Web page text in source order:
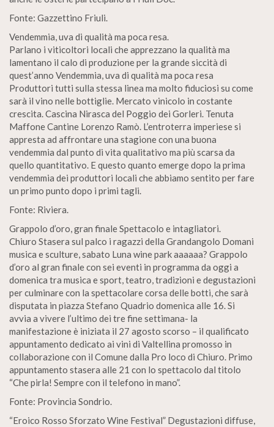
Fonte: Gazzettino Friuli.
Vendemmia, uva di qualità ma poca resa.
Parlano i viticoltori locali che apprezzano la qualità ma
lamentano il calo di produzione per la grande siccità di
quest’anno Vendemmia, uva di qualità ma poca resa
Produttori tutti sulla stessa linea ma molto fiduciosi su come
sarà il vino nelle bottiglie. Mercato vinicolo in costante
crescita. Cascina Nirasca del Poggio dei Gorleri. Tenuta
Maffone Cantine Lorenzo Ramò. L’entroterra imperiese si
appresta ad affrontare una stagione con una buona
vendemmia dal punto di vita qualitativo ma più scarsa da
quello quantitativo. E questo quanto emerge dopo la prima
vendemmia dei produttori locali che abbiamo sentito per fare
un primo punto dopo i primi tagli.
Fonte: Riviera.
Grappolo d’oro, gran finale Spettacolo e intagliatori.
Chiuro Stasera sul palco i ragazzi della Grandangolo Domani
musica e sculture, sabato Luna wine park aaaaaa? Grappolo
d’oro al gran finale con sei eventi in programma da oggi a
domenica tra musica e sport, teatro, tradizioni e degustazioni
per culminare con la spettacolare corsa delle botti, che sarà
disputata in piazza Stefano Quadrio domenica alle 16. Si
avvia a vivere l’ultimo dei tre fine settimana- la
manifestazione è iniziata il 27 agosto scorso – il qualificato
appuntamento dedicato ai vini di Valtellina promosso in
collaborazione con il Comune dalla Pro loco di Chiuro. Primo
appuntamento stasera alle 21 con lo spettacolo dal titolo
“Che pirla! Sempre con il telefono in mano”.
Fonte: Provincia Sondrio.
“Eroico Rosso Sforzato Wine Festival” Degustazioni diffuse,